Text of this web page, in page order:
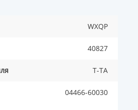
WXQP
40827
T-TA
04466-60030